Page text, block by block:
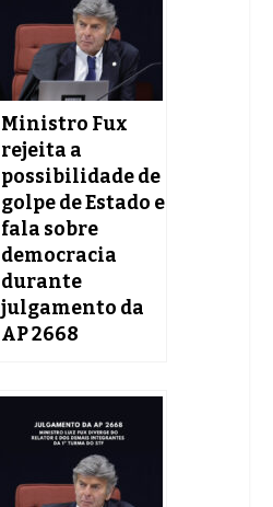
Ministro Fux
rejeita a
possibilidade de
golpe de Estado e
fala sobre
democracia
durante
julgamento da
AP 2668